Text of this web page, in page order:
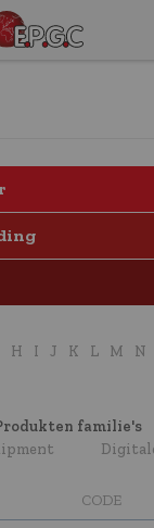
H I J K L M N
familie's
CODE